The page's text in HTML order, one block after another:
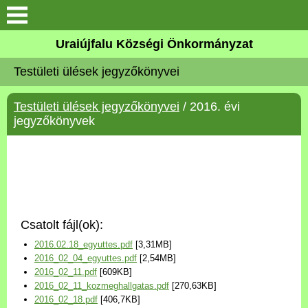
Köszöntő
Elérhetőségek
Uraiújfalu
Választási információk
Versenyképes Járások
Program
Uraiújfalu Községi Önkormányzat
Testületi ülések jegyzőkönyvei
Testületi ülések jegyzőkönyvei / 2016. évi
jegyzőkönyvek
Csatolt fájl(ok):
2016.02.18_egyuttes.pdf [3,31MB]
2016_02_04_egyuttes.pdf [2,54MB]
2016_02_11.pdf [609KB]
2016_02_11_kozmeghallgatas.pdf [270,63KB]
2016_02_18.pdf [406,7KB]